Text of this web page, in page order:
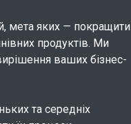
мета яких — покращити
продуктів. Ми
ваших бізнес-
та середніх